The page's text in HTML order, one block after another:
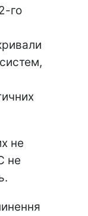
го
не
не